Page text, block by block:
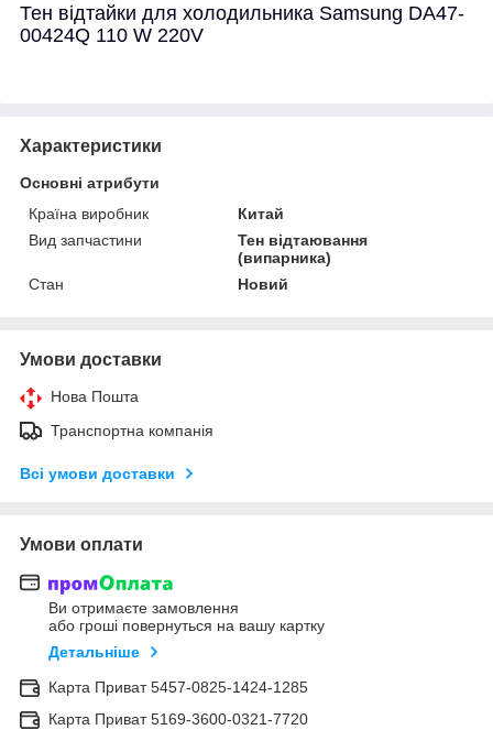
Тен відтайки для холодильника Samsung DA47-
00424Q 110 W 220V
Характеристики
Основні атрибути
Країна виробник
Китай
Вид запчастини
Тен відтаювання
(випарника)
Стан
Новий
Умови доставки
Нова Пошта
Транспортна компанія
Всі умови доставки
Умови оплати
Ви отримаєте замовлення
або гроші повернуться на вашу картку
Детальніше
Карта Приват 5457-0825-1424-1285
Карта Приват 5169-3600-0321-7720